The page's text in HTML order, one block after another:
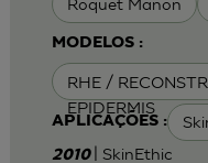
Roquet Manon
MODELOS :
RHE /
EPIDERMIS
APLICAÇÕES :
2010 | SkinEthic